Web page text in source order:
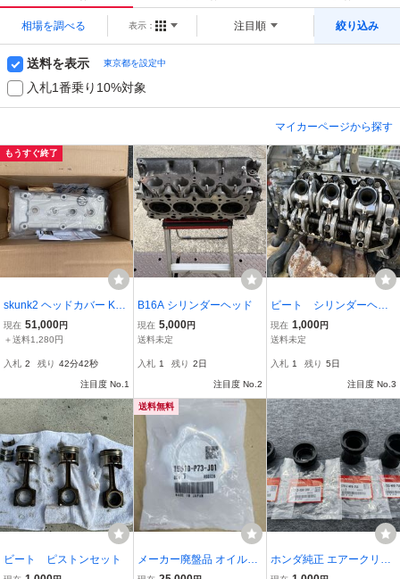
相場を調べる 表示： 注目順 絞り込み
送料を表示 東京都を設定中
入札1番乗り10%対象
マイカーページから探す
もうすぐ終了
skunk2 ヘッドカバー K20
A用 新品未使用 jdm usdm
ホンダ インテグラ シビッ
DC
現在 51,000円
＋送料1,280円
入札 2 残り 42分41秒
注目度 No.1
B16A シリンダーヘッド
現在 5,000円
送料未定
入札 1 残り 2日
注目度 No.2
ビート シリンダーヘッ
ドセット
現在 1,000円
送料未定
入札 1 残り 5日
注目度 No.3
ビート ピストンセット
送料無料
メーカー廃盤品 オイルフ
ィラーキャップ 15610-P
ホンダ純正 エアークリー
ナーコネクティング 1725